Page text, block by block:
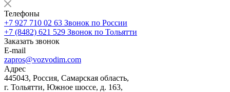
Телефоны
+7 927 710 02 63 Звонок по России
+7 (8482) 621 529 Звонок по Тольятти
Заказать звонок
E-mail
zapros@vozvodim.com
Адрес
445043, Россия, Самарская область,
г. Тольятти, Южное шоссе, д. 163,